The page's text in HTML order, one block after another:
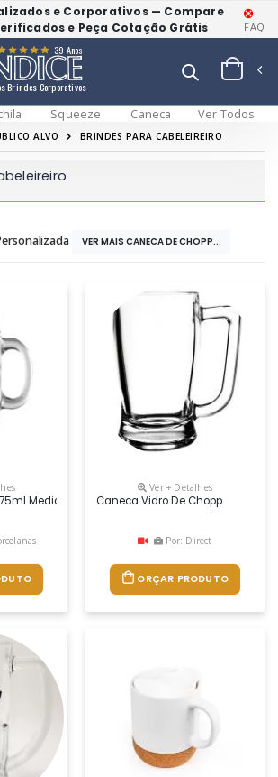
e Corporativos — Compare
e Peça Cotação Grátis
FAQ
Brindes Corporativos
39 Anos
Squeeze Caneca Ver Todos
ALVO BRINDES PARA CABELEIREIRO
VER MAIS CANECA DE CHOPP...
Medidas Aproximadas: Ø 9,5cm X 10,5cm Alt.
Ver + Detalhes
Caneca Vidro De Chopp
Por: Direct
ORÇAR PRODUTO